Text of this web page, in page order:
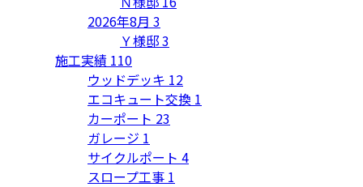
2026年8月 3
Ｙ様邸3
施工実績 110
ウッドデッキ 12
エコキュート交換 1
カーポート 23
ガレージ 1
サイクルポート 4
スロープ工事 1